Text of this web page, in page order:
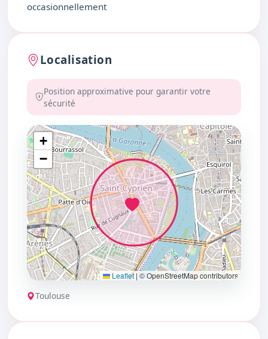
occasionnellement
Localisation
Position approximative pour garantir votre
sécurité
+
−
Leaflet|© OpenStreetMap contributors
Toulouse